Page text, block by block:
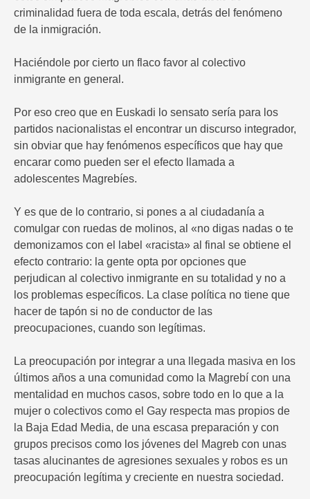
criminalidad fuera de toda escala, detrás del fenómeno
de la inmigración.
Haciéndole por cierto un flaco favor al colectivo
inmigrante en general.
Por eso creo que en Euskadi lo sensato sería para los
partidos nacionalistas el encontrar un discurso integrador,
sin obviar que hay fenómenos específicos que hay que
encarar como pueden ser el efecto llamada a
adolescentes Magrebíes.
Y es que de lo contrario, si pones a al ciudadanía a
comulgar con ruedas de molinos, al «no digas nadas o te
demonizamos con el label «racista» al final se obtiene el
efecto contrario: la gente opta por opciones que
perjudican al colectivo inmigrante en su totalidad y no a
los problemas específicos. La clase política no tiene que
hacer de tapón si no de conductor de las
preocupaciones, cuando son legítimas.
La preocupación por integrar a una llegada masiva en los
últimos años a una comunidad como la Magrebí con una
mentalidad en muchos casos, sobre todo en lo que a la
mujer o colectivos como el Gay respecta mas propios de
la Baja Edad Media, de una escasa preparación y con
grupos precisos como los jóvenes del Magreb con unas
tasas alucinantes de agresiones sexuales y robos es un
preocupación legítima y creciente en nuestra sociedad.